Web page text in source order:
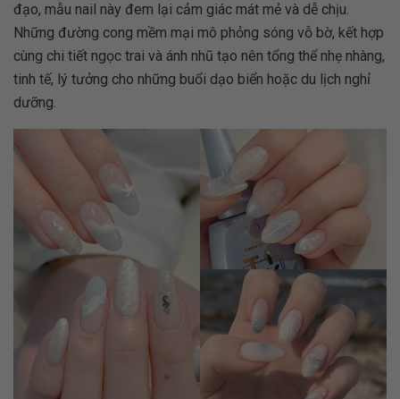
đạo, mẫu nail này đem lại cảm giác mát mẻ và dễ chịu.
Những đường cong mềm mại mô phỏng sóng vỗ bờ, kết hợp
cùng chi tiết ngọc trai và ánh nhũ tạo nên tổng thể nhẹ nhàng,
tinh tế, lý tưởng cho những buổi dạo biển hoặc du lịch nghỉ
dưỡng.